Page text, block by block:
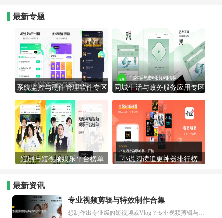
最新专题
系统监控与硬件管理软件专区 同城生活与政务服务应用专区
短剧与短视频娱乐平台榜单 小说阅读追更神器排行榜
最新资讯
专业视频剪辑与特效制作合集
想制作出专业级的短视频或Vlog？专业视频剪辑与特效制作大全专题为你提供了从剪辑、抠像到特效包装的全套解决方案。无论是添加炫酷的片头、进行精准的视频抠图，还是制...